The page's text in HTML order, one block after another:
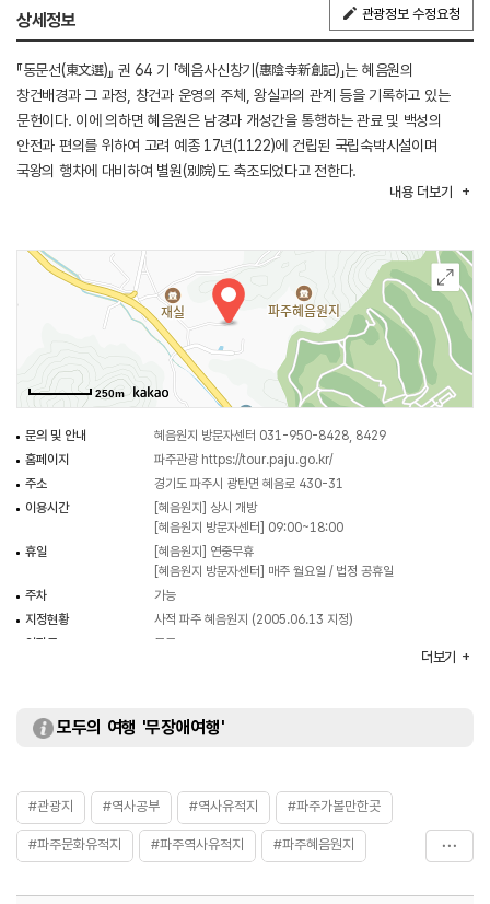
상세정보 관광정보 수정요청
『동문선(東文選)』 권 64 기 「혜음사신창기(惠陰寺新創記)」는 혜음원의
창건배경과 그 과정, 창건과 운영의 주체, 왕실과의 관계 등을 기록하고 있는
문헌이다. 이에 의하면 혜음원은 남경과 개성간을 통행하는 관료 및 백성의
안전과 편의를 위하여 고려 예종 17년(1122)에 건립된 국립숙박시설이며
국왕의 행차에 대비하여 별원(別院)도 축조되었다고 전한다.
고려 및 조선시대에 중요한 교통로로 이용되었던 혜음령이라는 명칭의 유래에서
「惠蔭院」이라고 새겨진 암막새가 수습됨에 따라 현재의 위치를 확인하게
되었으며 이로부터 2004년까지 지속적으로 발굴조사가 실시되었다.
전체 경역은 원지, 행궁지, 사지로 구성되었을 것으로 생각되고 있으며,
현재까지의 발굴조사 결과, 동서 약 104m, 남북 약 106m에 걸쳐 9개의 단(段)
으로 이루어진 경사지에 27개의 건물지를 비롯하여 연못지, 배수로 등의 유구와
금동여래상, 기와류, 자기류, 토기류 등의 많은 유물이 확인되었다.
혜음원지는 문헌과 유구, 유물을 통해 원(院)의 구조와 형태, 운영실태를 보여줄
고려 전기 건축 및 역사 연구에 귀중한 자료이다.
(출처 : 국가유산청)
내용 더보기
250m
문의 및 안내
혜음원지 방문자센터 031-950-8428, 8429
홈페이지
파주관광 https://tour.paju.go.kr/
주소
경기도 파주시 광탄면 혜음로 430-31
이용시간
[혜음원지] 상시 개방
[혜음원지 방문자센터] 09:00~18:00
휴일
[혜음원지] 연중무휴
[혜음원지 방문자센터] 매주 월요일 / 법정 공휴일
주차
가능
지정현황
사적 파주 혜음원지 (2005.06.13 지정)
입장료
무료
더보기
모두의 여행 '무장애여행'
#관광지 #역사공부 #역사유적지 #파주가볼만한곳
#파주문화유적지 #파주역사유적지 #파주혜음원지